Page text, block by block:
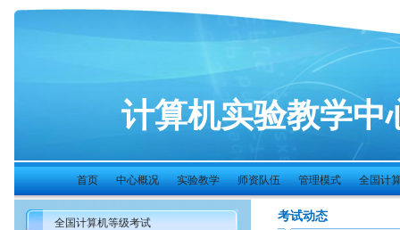
计算机实验教学中
首页 中心概况 实验教学 师资队伍 管理模式 全国计
全国计算机等级考试 考试动态